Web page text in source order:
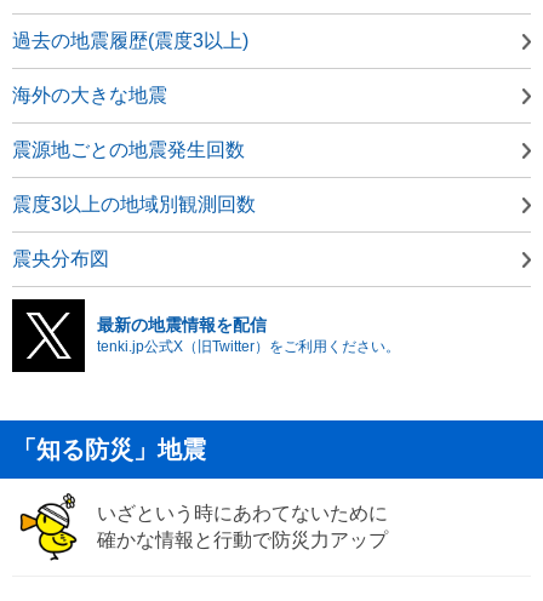
過去の地震履歴(震度3以上)
海外の大きな地震
震源地ごとの地震発生回数
震度3以上の地域別観測回数
震央分布図
最新の地震情報を配信
tenki.jp公式X（旧Twitter）をご利用ください。
「知る防災」地震
いざという時にあわてないために
確かな情報と行動で防災力アップ